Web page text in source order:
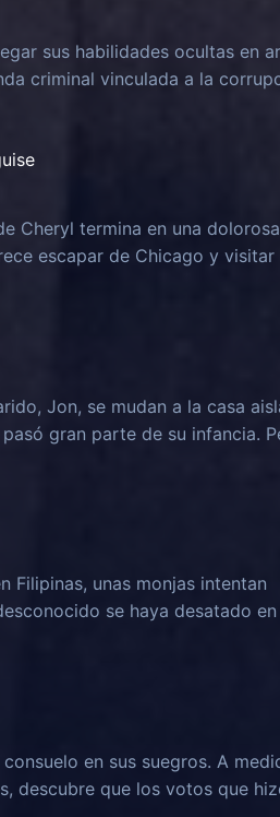
sus habilidades ocultas en
criminal vinculada a la
Cheryl termina en una dolorosa
escapar de Chicago y visitar
Jon, se mudan a la casa
gran parte de su infancia.
Filipinas, unas monjas intentan
se haya desatado en
en sus suegros. A
descubre que los votos que